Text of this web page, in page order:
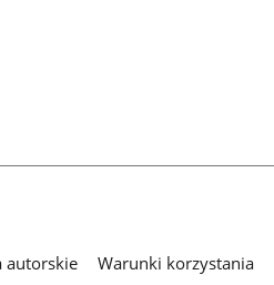
autorskie Warunki korzystania